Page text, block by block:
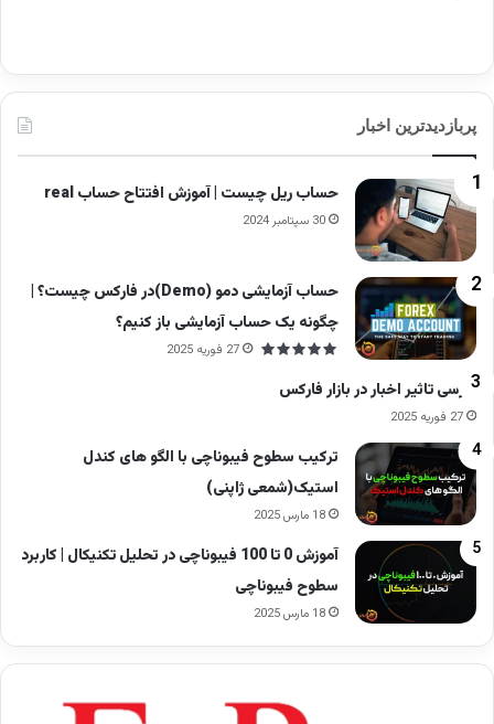
پربازدیدترین اخبار
حساب ریل چیست | آموزش افتتاح حساب real
30 سپتامبر 2024
حساب آزمایشی دمو (Demo)در فارکس چیست؟ |
چگونه یک حساب آزمایشی باز کنیم؟
27 فوریه 2025
بررسی تاثیر اخبار در بازار فارکس
27 فوریه 2025
ترکیب سطوح فیبوناچی با الگو های کندل
استیک(شمعی ژاپنی)
18 مارس 2025
آموزش 0 تا 100 فیبوناچی در تحلیل تکنیکال | کاربرد
سطوح فیبوناچی
18 مارس 2025